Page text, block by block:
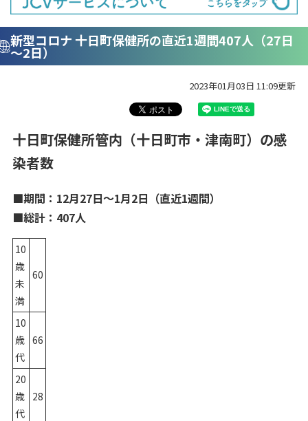
新型コロナ 十日町保健所の直近1週間407人（27日
～2日）
2023年01月03日 11:09更新
十日町保健所管内（十日町市・津南町）の感
染者数
■期間：12月27日～1月2日（直近1週間）
■総計：407人
10
歳
未
満
60
10
歳
代
66
20
歳
代
28